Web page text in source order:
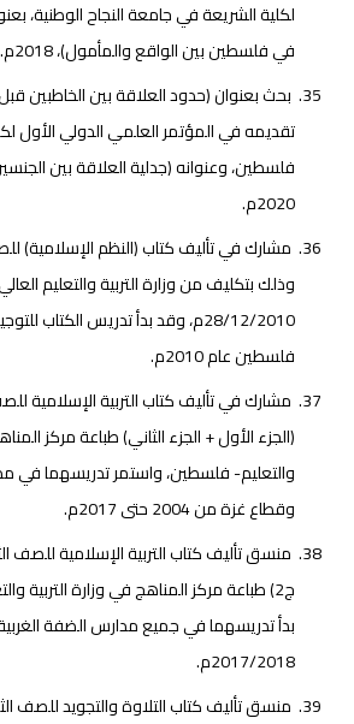
لكلية الشريعة في جامعة النجاح الوطنية،
في فلسطين بين الواقع والمأمول)، 2018م.
بحث بعنوان (حدود العلاقة بين الخاطبين
تقديمه في المؤتمر العلمي الدولي الأول
فلسطين، وعنوانه (جدلية العلاقة بين
2020م.
مشارك في تأليف كتاب (النظم الإسلامية)
وذلك بتكليف من وزارة التربية والتعليم
28/12/2010م، وقد بدأ تدريس
فلسطين عام 2010م.
مشارك في تأليف كتاب التربية الإسلامية
(الجزء الأول + الجزء الثاني) طباعة مركز
والتعليم- فلسطين، واستمر تدريسهما في
وقطاع غزة من 2004 حتى 2017م.
ج2) طباعة مركز المناهج في وزارة التربية
بدأ تدريسهما في جميع مدارس الضفة
2017/2018م.
منسق تأليف كتاب التلاوة والتجويد للصف